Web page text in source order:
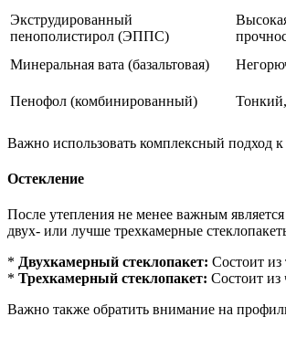
Экструдированный
пенополистирол (ЭППС)
Минеральная вата (базальтовая)
Пенофол (комбинированный)
Важно использовать комплексный подход
Остекление
После утепления не менее важным
двух- или лучше трехкамерные
* Двухкамерный стеклопакет: Состоит
* Трехкамерный стеклопакет: Состоит из
Важно также обратить внимание на